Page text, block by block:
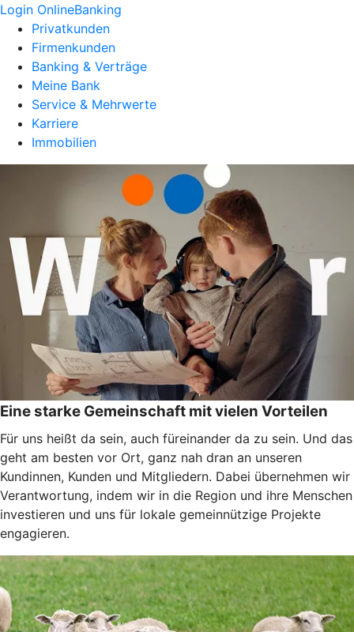
Login OnlineBanking
Privatkunden
Firmenkunden
Banking & Verträge
Meine Bank
Service & Mehrwerte
Karriere
Immobilien
Eine starke Gemeinschaft mit vielen Vorteilen
Für uns heißt da sein, auch füreinander da zu sein. Und das
geht am besten vor Ort, ganz nah dran an unseren
Kundinnen, Kunden und Mitgliedern. Dabei übernehmen wir
Verantwortung, indem wir in die Region und ihre Menschen
investieren und uns für lokale gemeinnützige Projekte
engagieren.